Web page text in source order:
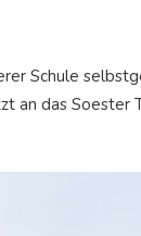
Schule
an das Soester